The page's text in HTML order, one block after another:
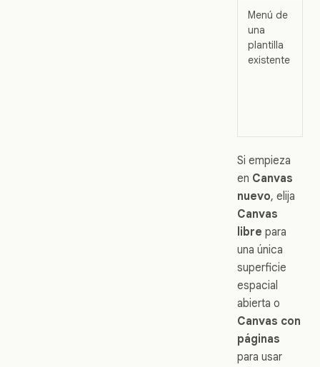
Menú de
una
plantilla
existente
Si empieza
en Canvas
nuevo, elija
Canvas
libre para
una única
superficie
espacial
abierta o
Canvas con
páginas
para usar